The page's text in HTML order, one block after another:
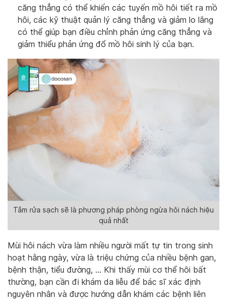
căng thẳng có thể khiến các tuyến mồ hôi tiết ra mồ
hôi, các kỹ thuật quản lý căng thẳng và giảm lo lắng
có thể giúp bạn điều chỉnh phản ứng căng thẳng và
giảm thiểu phản ứng đổ mồ hôi sinh lý của bạn.
Tắm rửa sạch sẽ là phương pháp phòng ngừa hôi nách hiệu
quả nhất
Mùi hôi nách vừa làm nhiều người mất tự tin trong sinh
hoạt hằng ngày, vừa là triệu chứng của nhiều bệnh gan,
bệnh thận, tiểu đường, … Khi thấy mùi cơ thể hôi bất
thường, bạn cần đi khám da liễu để bác sĩ xác định
nguyên nhân và được hướng dẫn khám các bệnh liên